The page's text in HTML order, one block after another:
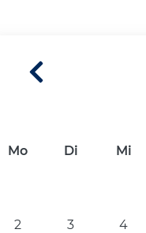
Mo Di Mi
2 3 4